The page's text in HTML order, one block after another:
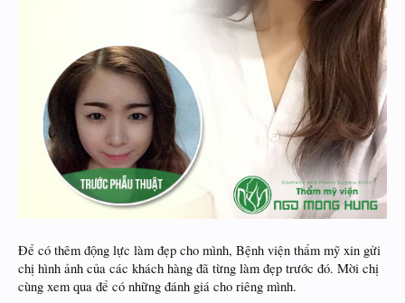
Để có thêm động lực làm đẹp cho mình, Bệnh viện thẩm mỹ xin gửi
chị hình ảnh của các khách hàng đã từng làm đẹp trước đó. Mời chị
cùng xem qua để có những đánh giá cho riêng mình.